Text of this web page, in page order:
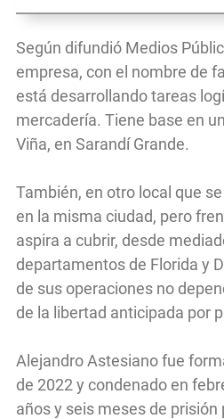
Según difundió Medios
empresa, con el nombre de
está desarrollando tareas
mercadería. Tiene base en
Viña, en Sarandí Grande.
También, en otro local que
en la misma ciudad, pero
aspira a cubrir, desde
departamentos de Florida y
de sus operaciones no
de la libertad anticipada por
Alejandro Astesiano fue
de 2022 y condenado en
años y seis meses de prisión